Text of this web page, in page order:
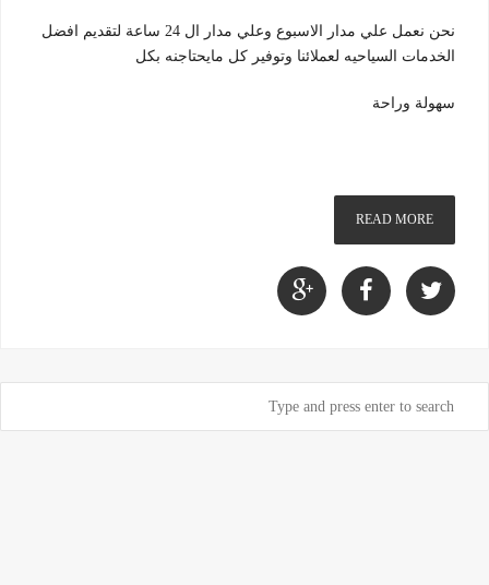
نحن نعمل علي مدار الاسبوع وعلي مدار ال 24 ساعة لتقديم افضل
الخدمات السياحيه لعملائنا وتوفير كل مايحتاجنه بكل
سهولة وراحة
READ MORE